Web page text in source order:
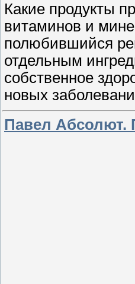
Какие продукты
витаминов и
полюбившийся
отдельным
собственное
новых
Павел Абсолют.